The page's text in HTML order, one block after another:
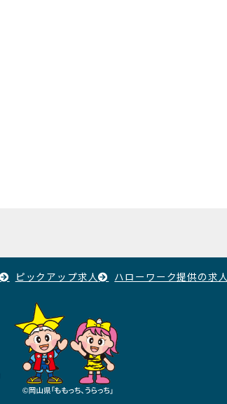
ピックアップ求人 ハローワーク提供の求人